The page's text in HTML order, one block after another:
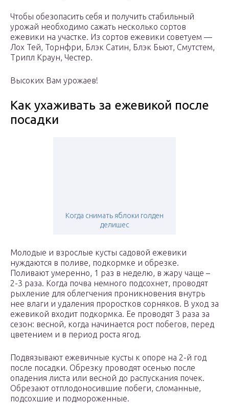
Чтобы обезопасить себя и получить стабильный
урожай необходимо сажать несколько сортов
ежевики на участке. Из сортов ежевики советуем —
Лох Тей, Торнфри, Блэк Сатин, Блэк Бьют, Смутстем,
Трипл Краун, Честер.
Высоких Вам урожаев!
Как ухаживать за ежевикой после
посадки
Когда снимать яблоки голден
делишес
Молодые и взрослые кусты садовой ежевики
нуждаются в поливе, подкормке и обрезке.
Поливают умеренно, 1 раз в неделю, в жару чаще –
2-3 раза. Когда почва немного подсохнет, проводят
рыхление для облегчения проникновения внутрь
нее влаги и удаления проростков сорняков. В уход за
ежевикой входит подкормка. Ее проводят 3 раза за
сезон: весной, когда начинается рост побегов, перед
цветением и в период роста ягод.
Подвязывают ежевичные кусты к опоре на 2-й год
после посадки. Обрезку проводят осенью после
опадения листа или весной до распускания почек.
Обрезают отплодоносившие побеги, сломанные,
подсохшие и подмороженные.